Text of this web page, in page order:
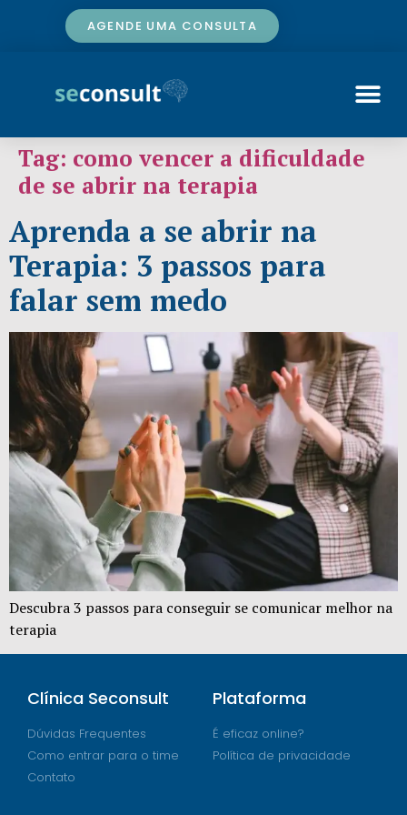
AGENDE UMA CONSULTA
Tag: como vencer a dificuldade
de se abrir na terapia
Aprenda a se abrir na
Terapia: 3 passos para
falar sem medo
Descubra 3 passos para conseguir se comunicar melhor na
terapia
Clínica Seconsult
Dúvidas Frequentes
Como entrar para o time
Contato
Plataforma
É eficaz online?
Política de privacidade